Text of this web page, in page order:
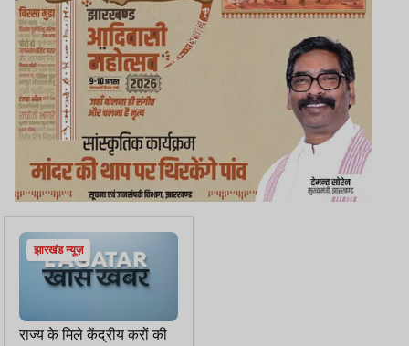
झारखंड न्यूज़
राज्य के मिले केंद्रीय करों की